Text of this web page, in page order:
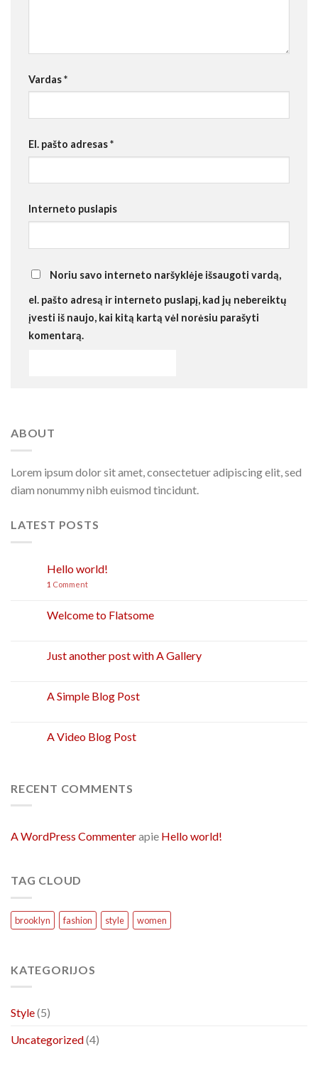
Vardas*
El. pašto adresas*
Interneto puslapis
Noriu savo interneto naršyklėje išsaugoti vardą,
el. pašto adresą ir interneto puslapį, kad jų nebereiktų
įvesti iš naujo, kai kitą kartą vėl norėsiu parašyti
komentarą.
ABOUT
Lorem ipsum dolor sit amet, consectetuer adipiscing elit, sed
diam nonummy nibh euismod tincidunt.
LATEST POSTS
Hello world!
1 Comment
Welcome to Flatsome
Just another post with A Gallery
A Simple Blog Post
A Video Blog Post
RECENT COMMENTS
A WordPress Commenterapie Hello world!
TAG CLOUD
brooklyn fashion style women
KATEGORIJOS
Style(5)
Uncategorized(4)